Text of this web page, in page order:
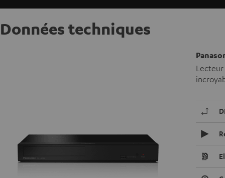
Données techniques
Lecteur